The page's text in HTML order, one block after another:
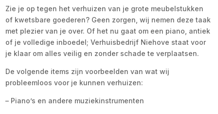
Zie je op tegen het verhuizen van je grote meubelstukken
of kwetsbare goederen? Geen zorgen, wij nemen deze taak
met plezier van je over. Of het nu gaat om een piano, antiek
of je volledige inboedel; Verhuisbedrijf Niehove staat voor
je klaar om alles veilig en zonder schade te verplaatsen.
De volgende items zijn voorbeelden van wat wij
probleemloos voor je kunnen verhuizen:
– Piano’s en andere muziekinstrumenten